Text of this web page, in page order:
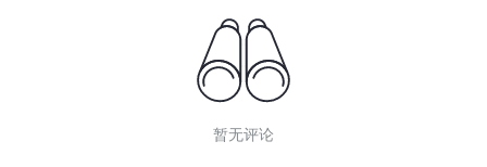
暂无评论